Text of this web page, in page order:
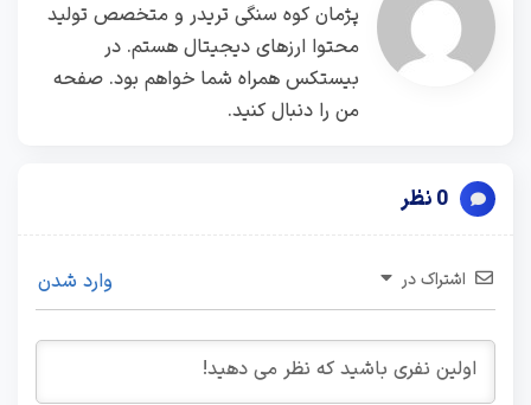
پژمان کوه سنگی تریدر و متخصص تولید
محتوا ارزهای دیجیتال هستم. در
بیستکس همراه شما خواهم بود. صفحه
من را دنبال کنید.
اشتراک در وارد شدن